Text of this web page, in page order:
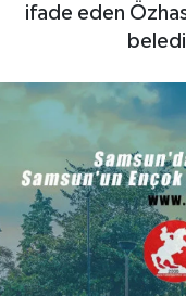
ifade eden